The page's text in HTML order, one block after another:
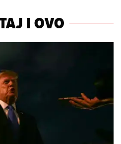
I OVO